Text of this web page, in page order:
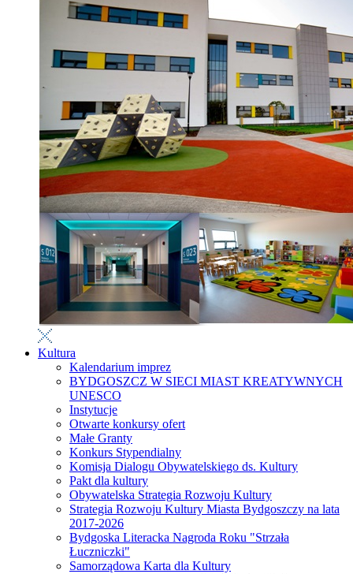
Kultura
Kalendarium imprez
BYDGOSZCZ W SIECI MIAST KREATYWNYCH
UNESCO
Instytucje
Otwarte konkursy ofert
Małe Granty
Konkurs Stypendialny
Komisja Dialogu Obywatelskiego ds. Kultury
Pakt dla kultury
Obywatelska Strategia Rozwoju Kultury
Strategia Rozwoju Kultury Miasta Bydgoszczy na lata
2017-2026
Bydgoska Literacka Nagroda Roku "Strzała
Łuczniczki"
Samorządowa Karta dla Kultury